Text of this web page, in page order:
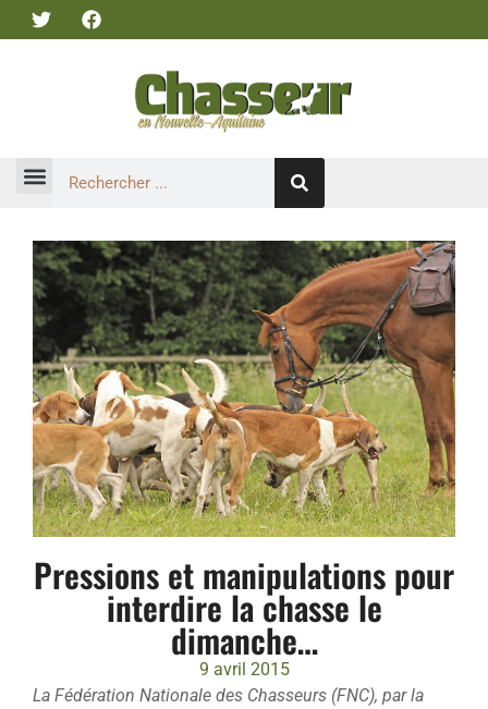
Pressions et manipulations pour
interdire la chasse le
dimanche…
9 avril 2015
La Fédération Nationale des Chasseurs (FNC), par la